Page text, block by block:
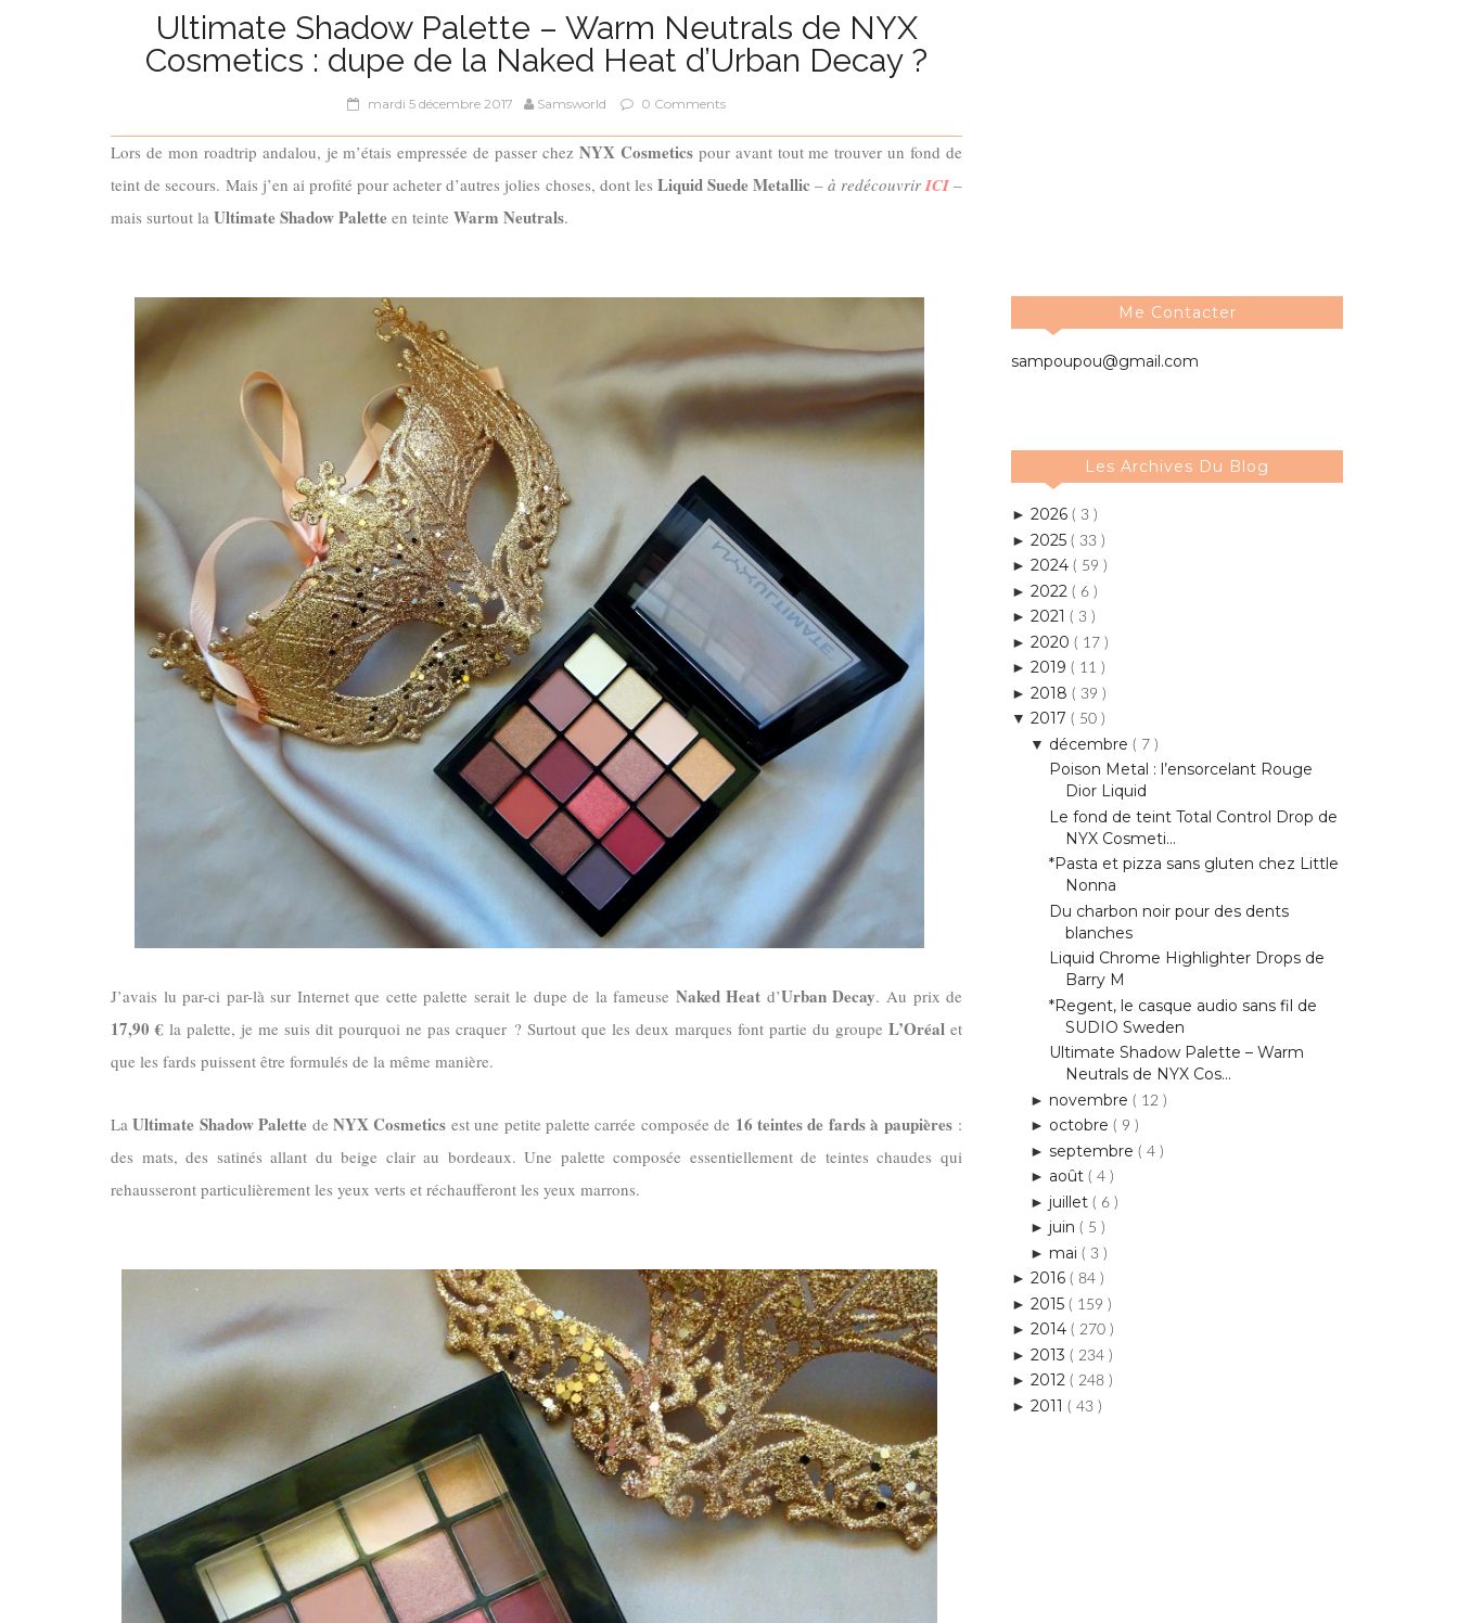
Ultimate Shadow Palette – Warm Neutrals de NYX
Cosmetics : dupe de la Naked Heat d’Urban Decay ?
mardi 5 décembre 2017 Samsworld 0 Comments
Lors de mon roadtrip andalou, je m’étais empressée de passer chez NYX Cosmeticspour avant tout me trouver un fond de
teint de secours. Mais j’en ai profité pour acheter d’autres jolies choses, dont les Liquid Suede Metallic – à redécouvrirICI –
mais surtout la Ultimate Shadow Palette en teinte Warm Neutrals.
J’avais lu par-ci par-là sur Internet que cette palette serait le dupe de la fameuse Naked Heat d’Urban Decay. Au prix de
17,90 € la palette, je me suis dit pourquoi ne pas craquer ? Surtout que les deux marques font partie du groupe L’Oréalet
que les fards puissent être formulés de la même manière.
LaUltimate Shadow Palette deNYX Cosmetics est une petite palette carrée composée de 16 teintes de fards à paupières:
des mats, des satinés allant du beige clair au bordeaux. Une palette composée essentiellement de teintes chaudes qui
rehausseront particulièrement les yeux verts et réchaufferont les yeux marrons.
Me Contacter
sampoupou@gmail.com
Les Archives Du Blog
► 2026 ( 3 )
► 2025 ( 33 )
► 2024 ( 59 )
► 2022 ( 6 )
► 2021 ( 3 )
► 2020 ( 17 )
► 2019 ( 11 )
► 2018 ( 39 )
▼ 2017 ( 50 )
▼ décembre ( 7 )
Poison Metal : l’ensorcelant Rouge
Dior Liquid
Le fond de teint Total Control Drop de
NYX Cosmeti...
*Pasta et pizza sans gluten chez Little
Nonna
Du charbon noir pour des dents
blanches
Liquid Chrome Highlighter Drops de
Barry M
*Regent, le casque audio sans fil de
SUDIO Sweden
Ultimate Shadow Palette – Warm
Neutrals de NYX Cos...
► novembre ( 12 )
► octobre ( 9 )
► septembre ( 4 )
► août ( 4 )
► juillet ( 6 )
► juin ( 5 )
► mai ( 3 )
► 2016 ( 84 )
► 2015 ( 159 )
► 2014 ( 270 )
► 2013 ( 234 )
► 2012 ( 248 )
► 2011 ( 43 )